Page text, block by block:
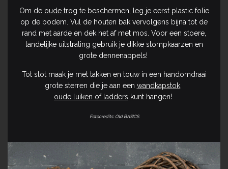
Om de oude trog te beschermen, leg je eerst plastic folie
op de bodem. Vul de houten bak vervolgens bijna tot de
rand met aarde en dek het af met mos. Voor een stoere,
landelijke uitstraling gebruik je dikke stompkaarzen en
grote dennenappels!
Tot slot maak je met takken en touw in een handomdraai
grote sterren die je aan een wandkapstok,
oude luiken of ladders kunt hangen!
Fotocredits: Old BASICS